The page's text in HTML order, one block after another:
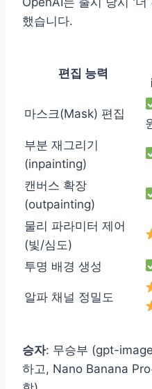
했습니다.
편집 능력
마스크(Mask) 편집
부분 재그리기
(inpainting)
캔버스 확장
(outpainting)
물리 파라미터 제어
(빛/심도)
투명 배경 생성
알파 채널 정밀도
승자: 무승부 (gpt-
하고, Nano Banana